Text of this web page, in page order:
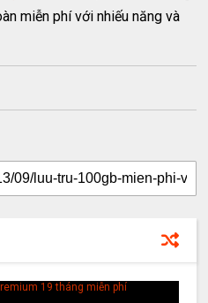
miễn phí với nhiếu năng và